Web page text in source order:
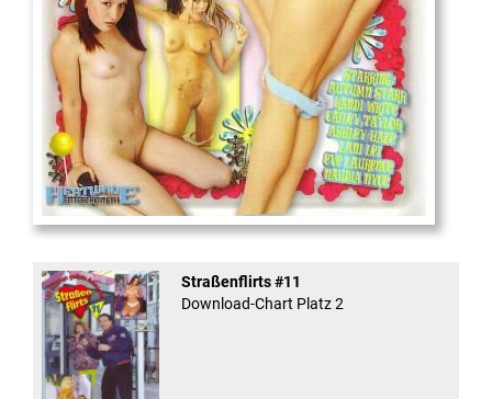
And Confused #8 - ...
Straßenflirts #11
Download-Chart Platz 2